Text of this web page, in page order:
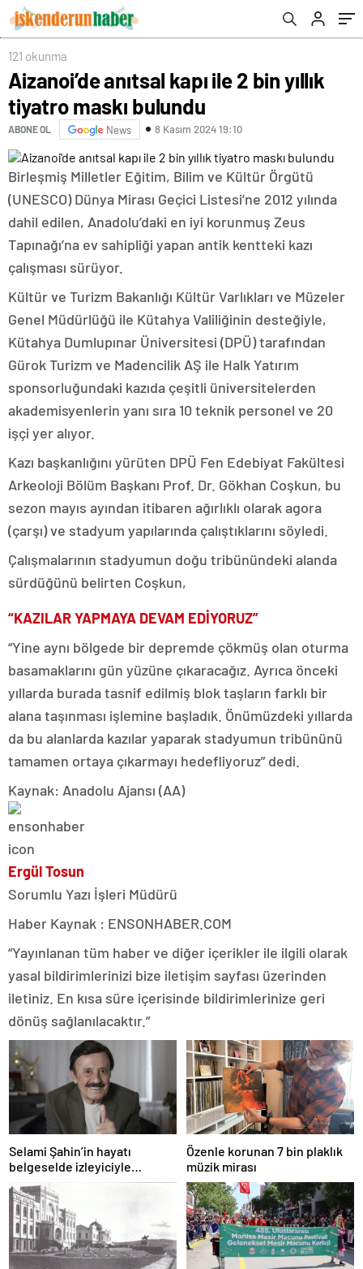
121 okunma
Aizanoi’de anıtsal kapı ile 2 bin yıllık
tiyatro maskı bulundu
ABONE OL News 8 Kasım 2024 19:10
Birleşmiş Milletler Eğitim, Bilim ve Kültür Örgütü
(UNESCO) Dünya Mirası Geçici Listesi’ne 2012 yılında
dahil edilen, Anadolu’daki en iyi korunmuş Zeus
Tapınağı’na ev sahipliği yapan antik kentteki kazı
çalışması sürüyor.
Kültür ve Turizm Bakanlığı Kültür Varlıkları ve Müzeler
Genel Müdürlüğü ile Kütahya Valiliğinin desteğiyle,
Kütahya Dumlupınar Üniversitesi (DPÜ) tarafından
Gürok Turizm ve Madencilik AŞ ile Halk Yatırım
sponsorluğundaki kazıda çeşitli üniversitelerden
akademisyenlerin yanı sıra 10 teknik personel ve 20
işçi yer alıyor.
Kazı başkanlığını yürüten DPÜ Fen Edebiyat Fakültesi
Arkeoloji Bölüm Başkanı Prof. Dr. Gökhan Coşkun, bu
sezon mayıs ayından itibaren ağırlıklı olarak agora
(çarşı) ve stadyum yapılarında çalıştıklarını söyledi.
Çalışmalarının stadyumun doğu tribünündeki alanda
sürdüğünü belirten Coşkun,
“KAZILAR YAPMAYA DEVAM EDİYORUZ”
“Yine aynı bölgede bir depremde çökmüş olan oturma
basamaklarını gün yüzüne çıkaracağız. Ayrıca önceki
yıllarda burada tasnif edilmiş blok taşların farklı bir
alana taşınması işlemine başladık. Önümüzdeki yıllarda
da bu alanlarda kazılar yaparak stadyumun tribününü
tamamen ortaya çıkarmayı hedefliyoruz” dedi.
Kaynak: Anadolu Ajansı (AA)
Ergül Tosun
Sorumlu Yazı İşleri Müdürü
Haber Kaynak : ENSONHABER.COM
“Yayınlanan tüm haber ve diğer içerikler ile ilgili olarak
yasal bildirimlerinizi bize iletişim sayfası üzerinden
iletiniz. En kısa süre içerisinde bildirimlerinize geri
dönüş sağlanılacaktır.”
Selami Şahin’in hayatı
belgeselde izleyiciyle
buluşacak
Özenle korunan 7 bin plaklık
müzik mirası